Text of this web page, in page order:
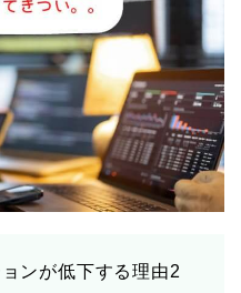
ンが低下する理由2